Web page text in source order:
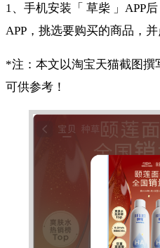
1、手机安装「 草柴 」APP
APP，挑选要购买的商品，
*注：本文以淘宝天猫截图撰
可供参考！